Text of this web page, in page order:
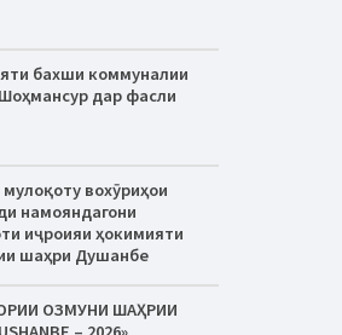
бахши коммуналии
дар фасли
вохӯриҳои
намояндагони
иҷроияи ҳокимияти
шаҳри Душанбе
ОЗМУНИ ШАҲРИИ